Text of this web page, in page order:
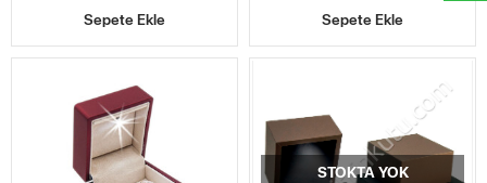
Sepete Ekle Sepete Ekle
STOKTA YOK